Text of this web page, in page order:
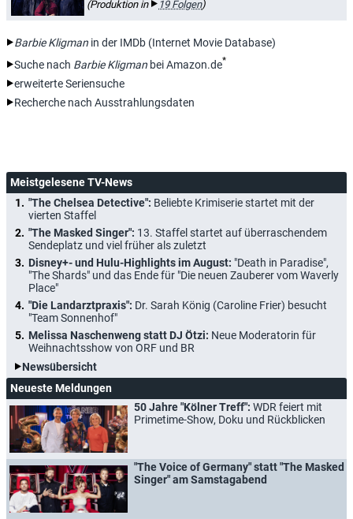
(Produktion in 19 Folgen)
Barbie Kligman in der IMDb (Internet Movie Database)
Suche nach Barbie Kligman bei Amazon.de*
erweiterte Seriensuche
Recherche nach Ausstrahlungsdaten
Meistgelesene TV-News
"The Chelsea Detective": Beliebte Krimiserie startet mit der
vierten Staffel
"The Masked Singer": 13. Staffel startet auf überraschendem
Sendeplatz und viel früher als zuletzt
Disney+- und Hulu-Highlights im August: "Death in Paradise",
"The Shards" und das Ende für "Die neuen Zauberer vom Waverly
Place"
"Die Landarztpraxis": Dr. Sarah König (Caroline Frier) besucht
"Team Sonnenhof"
Melissa Naschenweng statt DJ Ötzi: Neue Moderatorin für
Weihnachtsshow von ORF und BR
Newsübersicht
Neueste Meldungen
50 Jahre "Kölner Treff": WDR feiert mit
Primetime-Show, Doku und Rückblicken
"The Voice of Germany" statt "The Masked
Singer" am Samstagabend